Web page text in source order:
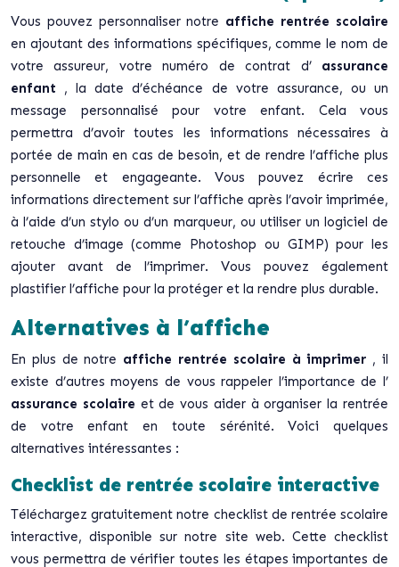
Vous pouvez personnaliser notre affiche rentrée scolaire
en ajoutant des informations spécifiques, comme le nom de
votre assureur, votre numéro de contrat d’ assurance
enfant , la date d’échéance de votre assurance, ou un
message personnalisé pour votre enfant. Cela vous
permettra d’avoir toutes les informations nécessaires à
portée de main en cas de besoin, et de rendre l’affiche plus
personnelle et engageante. Vous pouvez écrire ces
informations directement sur l’affiche après l’avoir imprimée,
à l’aide d’un stylo ou d’un marqueur, ou utiliser un logiciel de
retouche d’image (comme Photoshop ou GIMP) pour les
ajouter avant de l’imprimer. Vous pouvez également
plastifier l’affiche pour la protéger et la rendre plus durable.
Alternatives à l’affiche
En plus de notre affiche rentrée scolaire à imprimer , il
existe d’autres moyens de vous rappeler l’importance de l’
assurance scolaire et de vous aider à organiser la rentrée
de votre enfant en toute sérénité. Voici quelques
alternatives intéressantes :
Checklist de rentrée scolaire interactive
Téléchargez gratuitement notre checklist de rentrée scolaire
interactive, disponible sur notre site web. Cette checklist
vous permettra de vérifier toutes les étapes importantes de